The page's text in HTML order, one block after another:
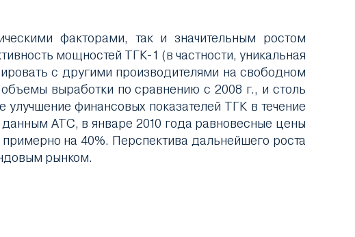
факторами, так и значительным ростом
мощностей ТГК-1 (в частности, уникальная
с другими производителями на свободном
выработки по сравнению с 2008 г., и столь
финансовых показателей ТГК в течение
данным АТС, в январе 2010 года равновесные цены
на 40%. Перспектива дальнейшего роста
рынком.